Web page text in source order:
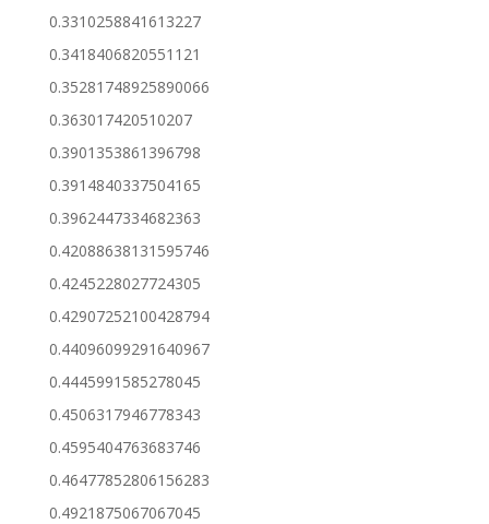
0.3310258841613227
0.3418406820551121
0.35281748925890066
0.363017420510207
0.3901353861396798
0.3914840337504165
0.3962447334682363
0.42088638131595746
0.4245228027724305
0.42907252100428794
0.44096099291640967
0.4445991585278045
0.4506317946778343
0.4595404763683746
0.46477852806156283
0.4921875067067045